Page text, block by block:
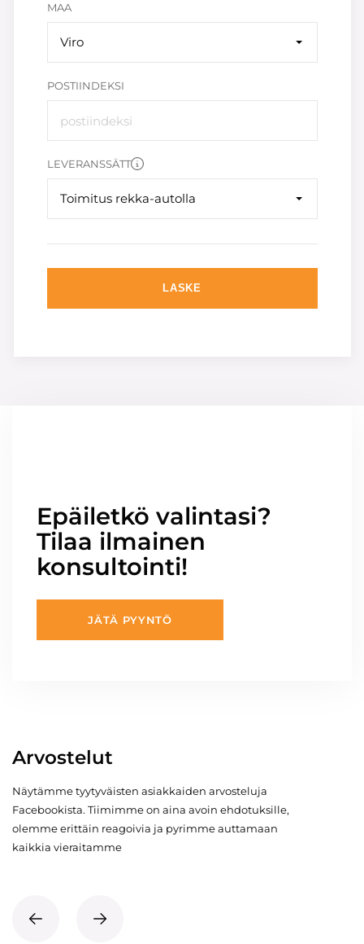
MAA
Viro
POSTIINDEKSI
LEVERANSSÄTT
Toimitus rekka-autolla
LASKE
Epäiletkö valintasi?
Tilaa ilmainen
konsultointi!
JÄTÄ PYYNTÖ
Arvostelut
Näytämme tyytyväisten asiakkaiden arvosteluja
Facebookista. Tiimimme on aina avoin ehdotuksille,
olemme erittäin reagoivia ja pyrimme auttamaan
kaikkia vieraitamme